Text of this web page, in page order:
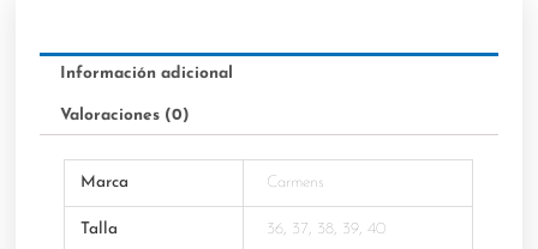
Información adicional
Valoraciones (0)
Marca Carmens
Talla 36, 37, 38, 39, 40